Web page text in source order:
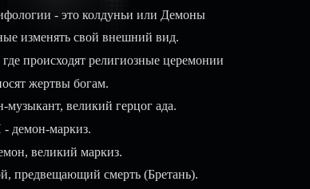
- это колдуньи или Демоны
изменять свой внешний вид.
происходят религиозные церемонии
жертвы богам.
великий герцог ада.
маркиз.
великий маркиз.
предвещающий смерть (Бретань).